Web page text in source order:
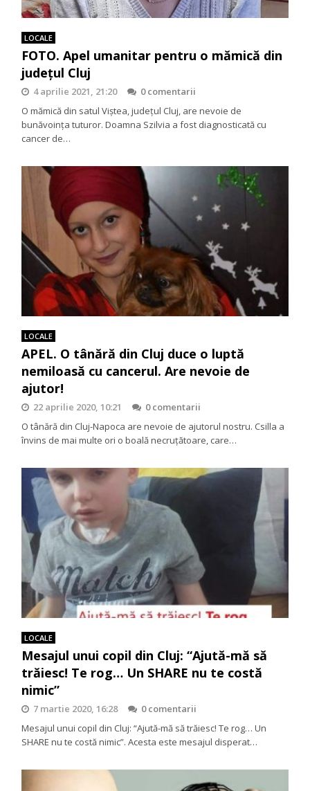
LOCALE
FOTO. Apel umanitar pentru o mămică din
județul Cluj
4 aprilie 2021, 21:20
0 comentarii
O mămică din satul Viștea, județul Cluj, are nevoie de
bunăvoința tuturor. Doamna Szilvia a fost diagnosticată cu
cancer de…
LOCALE
APEL. O tânără din Cluj duce o luptă
nemiloasă cu cancerul. Are nevoie de
ajutor!
22 aprilie 2020, 10:21
0 comentarii
O tânără din Cluj-Napoca are nevoie de ajutorul nostru. Csilla a
învins de mai multe ori o boală necruțătoare, care…
LOCALE
Mesajul unui copil din Cluj: “Ajută-mă să
trăiesc! Te rog… Un SHARE nu te costă
nimic”
7 martie 2020, 16:28
0 comentarii
Mesajul unui copil din Cluj: “Ajută-mă să trăiesc! Te rog… Un
SHARE nu te costă nimic”. Acesta este mesajul disperat…